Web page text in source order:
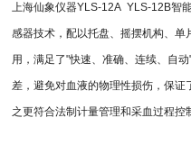
上海仙象仪器YLS-12A YLS-12B智
感器技术，配以托盘、摇摆机构、
用，满足了"快速、准确、连续、自
差，避免对血液的物理性损伤，保
之更符合法制计量管理和采血过程控